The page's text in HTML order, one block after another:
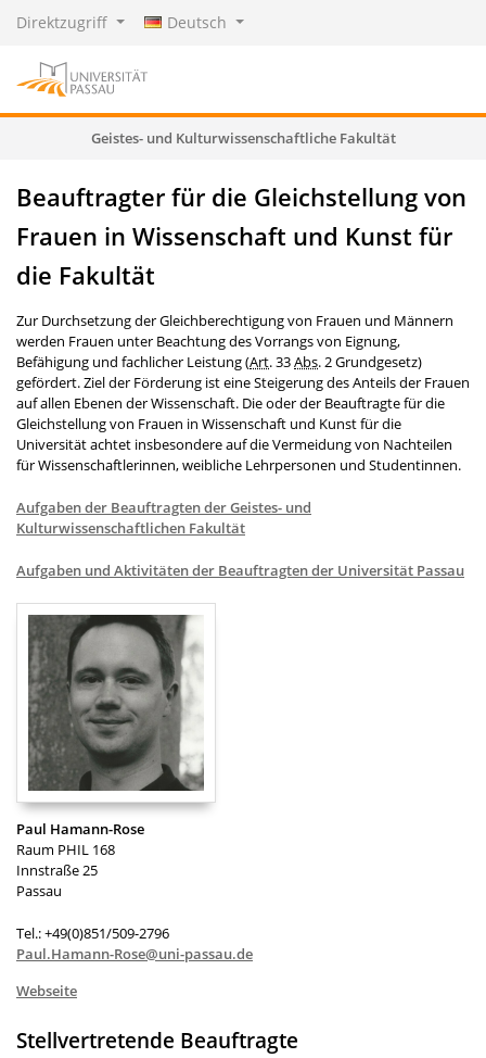
Direktzugriff Deutsch
Geistes- und Kulturwissenschaftliche Fakultät
Beauftragter für die Gleichstellung von
Frauen in Wissenschaft und Kunst für
die Fakultät
Zur Durchsetzung der Gleichberechtigung von Frauen und Männern
werden Frauen unter Beachtung des Vorrangs von Eignung,
Befähigung und fachlicher Leistung (Art. 33Abs. 2 Grundgesetz)
gefördert. Ziel der Förderung ist eine Steigerung des Anteils der Frauen
auf allen Ebenen der Wissenschaft. Die oder der Beauftragte für die
Gleichstellung von Frauen in Wissenschaft und Kunst für die
Universität achtet insbesondere auf die Vermeidung von Nachteilen
für Wissenschaftlerinnen, weibliche Lehrpersonen und Studentinnen.
Aufgaben der Beauftragten der Geistes- und
Kulturwissenschaftlichen Fakultät
Aufgaben und Aktivitäten der Beauftragten der Universität Passau
Paul Hamann-Rose
Raum PHIL 168
Innstraße 25
Passau
Tel.: +49(0)851/509-2796
Paul.Hamann-Rose@uni-passau.de
Webseite
Stellvertretende Beauftragte